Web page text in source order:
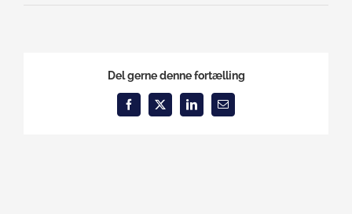
Del gerne denne fortælling
Facebook
X LinkedInEmail